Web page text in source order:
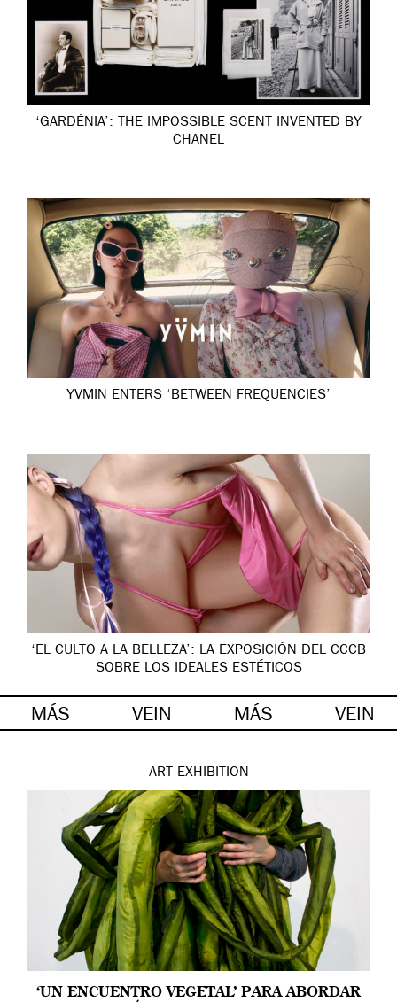
‘GARDÉNIA’: THE IMPOSSIBLE SCENT INVENTED BY
CHANEL
YVMIN ENTERS ‘BETWEEN FREQUENCIES’
‘EL CULTO A LA BELLEZA’: LA EXPOSICIÓN DEL CCCB
SOBRE LOS IDEALES ESTÉTICOS
MÁS VEIN MÁS VEIN
ART EXHIBITION
‘UN ENCUENTRO VEGETAL’ PARA ABORDAR